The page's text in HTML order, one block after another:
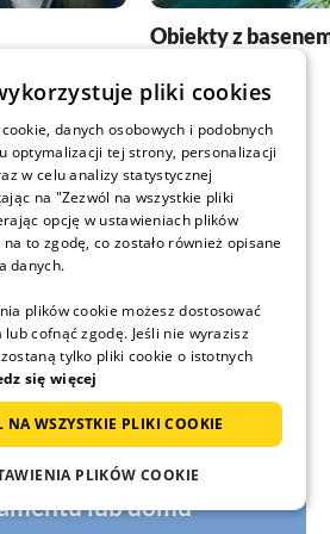
Obiekty z
gości do
lub domu
pliki cookies
danych osobowych i podobnych
optymalizacji tej strony, personalizacji
w celu analizy statystycznej
na "Zezwól na wszystkie pliki
opcję w ustawieniach plików
to zgodę, co zostało również opisane
danych.
plików cookie możesz dostosować
cofnąć zgodę. Jeśli nie wyrazisz
zostaną tylko pliki cookie o istotnych
się więcej
NA WSZYSTKIE PLIKI COOKIE
PLIKÓW COOKIE